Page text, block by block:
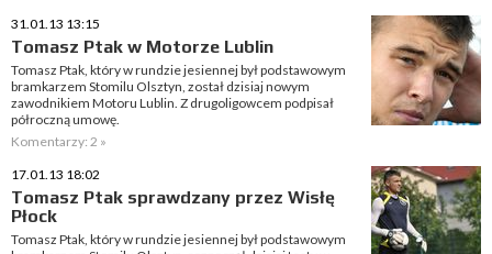
31.01.13 13:15
Tomasz Ptak w Motorze Lublin
Tomasz Ptak, który w rundzie jesiennej był podstawowym
bramkarzem Stomilu Olsztyn, został dzisiaj nowym
zawodnikiem Motoru Lublin. Z drugoligowcem podpisał
półroczną umowę.
Komentarzy: 2 »
17.01.13 18:02
Tomasz Ptak sprawdzany przez Wisłę
Płock
Tomasz Ptak, który w rundzie jesiennej był podstawowym